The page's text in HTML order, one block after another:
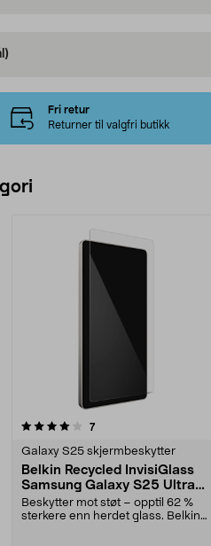
Fri retur
Returner til valgfri butikk
7anmeldelser
Galaxy S25 skjermbeskytter
Belkin Recycled InvisiGlass
Samsung Galaxy S25 Ultra
skjermbeskytter
Beskytter mot støt – opptil 62 %
sterkere enn herdet glass. Belkin
4.0 av 5 stjerner